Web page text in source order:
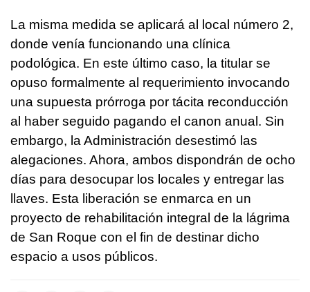
La misma medida se aplicará al local número 2,
donde venía funcionando una clínica
podológica. En este último caso, la titular se
opuso formalmente al requerimiento invocando
una supuesta prórroga por tácita reconducción
al haber seguido pagando el canon anual. Sin
embargo, la Administración desestimó las
alegaciones. Ahora, ambos dispondrán de ocho
días para desocupar los locales y entregar las
llaves. Esta liberación se enmarca en un
proyecto de rehabilitación integral de la lágrima
de San Roque con el fin de destinar dicho
espacio a usos públicos.